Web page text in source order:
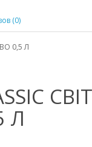
(0)
0,5 Л
Л